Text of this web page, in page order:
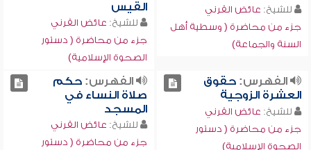
للشيخ: عائض القرني
جزء من محاضرة ( وسطية أهل
السنة والجماعة)
القيس
للشيخ: عائض القرني
جزء من محاضرة ( دستور
الصحوة الإسلامية)
الفهرس:حقوق
العشرة الزوجية
للشيخ: عائض القرني
جزء من محاضرة ( دستور
الصحوة الإسلامية)
الفهرس:حكم
صلاة النساء في
المسجد
للشيخ: عائض القرني
جزء من محاضرة ( دستور